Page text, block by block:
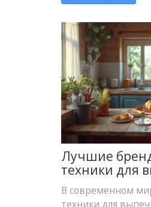
Лучшие
техники для
В современном
техники для